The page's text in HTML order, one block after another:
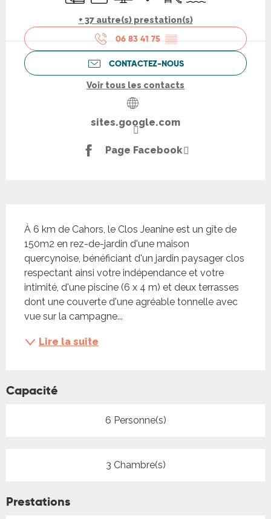
+ 37 autre(s) prestation(s)
06 83 41 75 ▒▒
CONTACTEZ-NOUS
Voir tous les contacts
sites.google.com
Page Facebook
À 6 km de Cahors, le Clos Jeanine est un gîte de
150m2 en rez-de-jardin d'une maison
quercynoise, bénéficiant d'un jardin paysager clos
respectant ainsi votre indépendance et votre
intimité, d'une piscine (6 x 4 m) et deux terrasses
dont une couverte d'une agréable tonnelle avec
vue sur la campagne...
Lire la suite
Capacité
6 Personne(s)
3 Chambre(s)
Prestations